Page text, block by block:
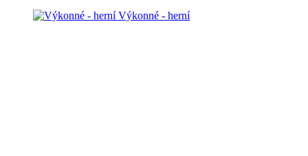
Výkonné - herní